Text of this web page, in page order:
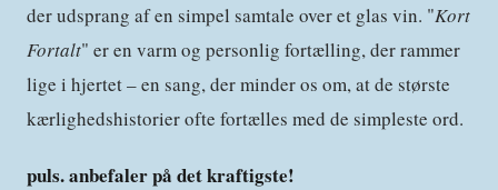
der udsprang af en simpel samtale over et glas vin. "Kort
Fortalt" er en varm og personlig fortælling, der rammer
lige i hjertet – en sang, der minder os om, at de største
kærlighedshistorier ofte fortælles med de simpleste ord.
puls. anbefaler på det kraftigste!